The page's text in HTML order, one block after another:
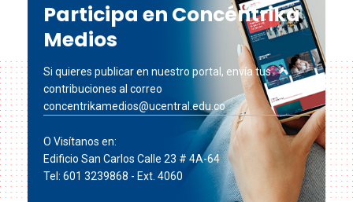
Participa en Concéntrika
Medios
Si quieres publicar en nuestro portal, envía tus
contribuciones al correo
concentrikamedios@ucentral.edu.co
O Visítanos en:
Edificio San Carlos Calle 23 # 4A-64
Tel: 601 3239868 - Ext. 4060